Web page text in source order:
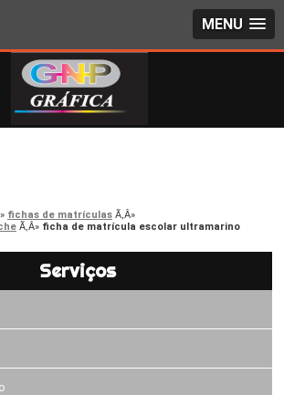
MENU
fichas de matrículas
ficha de matrícula escolar ultramarino
Serviços